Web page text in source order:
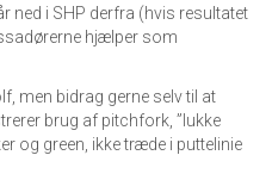
ned i SHP derfra (hvis resultatet
hjælper som
men bidrag gerne selv til at
brug af pitchfork, ”lukke
og green, ikke træde i puttelinie